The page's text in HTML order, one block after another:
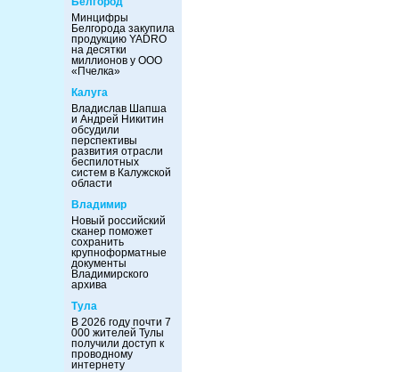
Минцифры
Белгорода закупила
продукцию YADRO
на десятки
миллионов у ООО
«Пчелка»
Калуга
Владислав Шапша
и Андрей Никитин
обсудили
перспективы
развития отрасли
беспилотных
систем в Калужской
области
Владимир
Новый российский
сканер поможет
сохранить
крупноформатные
документы
Владимирского
архива
Тула
В 2026 году почти 7
000 жителей Тулы
получили доступ к
проводному
интернету